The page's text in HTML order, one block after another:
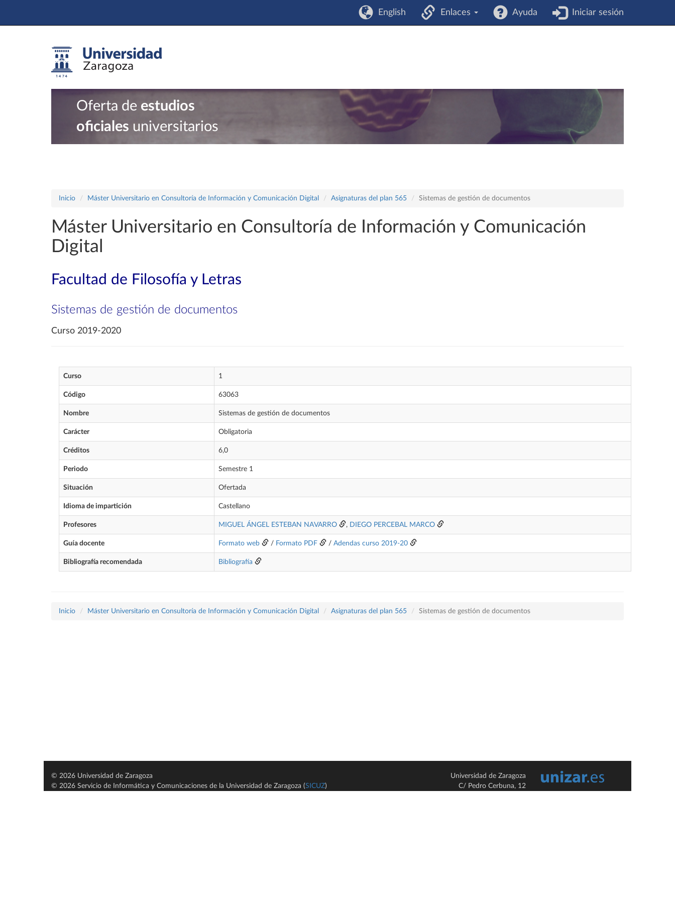
English Enlaces Ayuda Iniciar sesión
Oferta de estudios
oficiales universitarios
Inicio Máster Universitario en Consultoría de Información y Comunicación Digital Asignaturas del plan 565 Sistemas de gestión de documentos
Máster Universitario en Consultoría de Información y Comunicación
Digital
Facultad de Filosofía y Letras
Sistemas de gestión de documentos
Curso 2019-2020
Curso 1
Código 63063
Nombre Sistemas de gestión de documentos
Carácter Obligatoria
Créditos 6,0
Periodo Semestre 1
Situación Ofertada
Idioma de impartición Castellano
Profesores MIGUEL ÁNGEL ESTEBAN NAVARRO , DIEGO PERCEBAL MARCO
Guía docente Formato web / Formato PDF / Adendas curso 2019-20
Bibliografía recomendada Bibliografía
Inicio Máster Universitario en Consultoría de Información y Comunicación Digital Asignaturas del plan 565 Sistemas de gestión de documentos
© 2026 Universidad de Zaragoza
© 2026 Servicio de Informática y Comunicaciones de la Universidad de Zaragoza (SICUZ)
Universidad de Zaragoza
C/ Pedro Cerbuna, 12